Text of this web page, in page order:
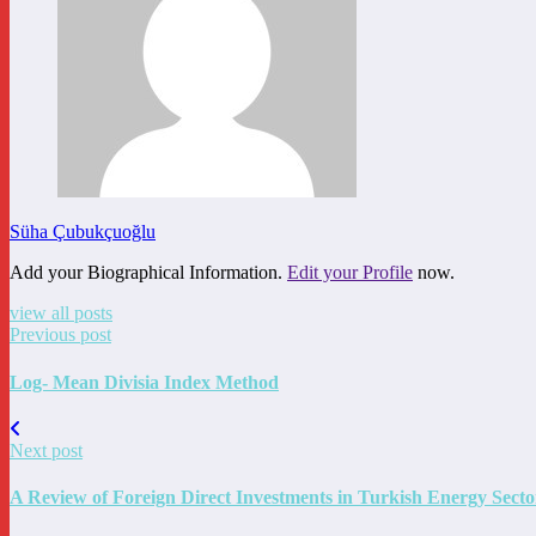
Süha Çubukçuoğlu
Add your Biographical Information. Edit your Profile now.
view all posts
Previous post
Log- Mean Divisia Index Method
Next post
A Review of Foreign Direct Investments in Turkish Energy